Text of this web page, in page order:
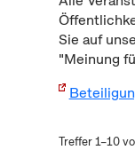
Sie auf
"Meinung
Treffer 1–10